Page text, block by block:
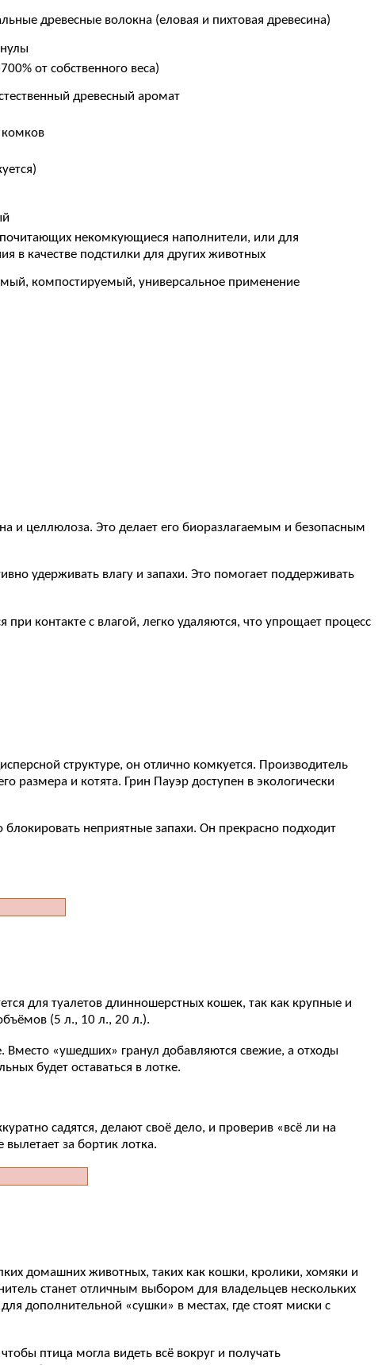
древесные волокна (еловая и пихтовая древесина)
от собственного веса)
древесный аромат
комков
некомкующиеся наполнители, или для
в качестве подстилки для других животных
компостируемый, универсальное применение
и целлюлоза. Это делает его биоразлагаемым и безопасным
удерживать влагу и запахи. Это помогает поддерживать
контакте с влагой, легко удаляются, что упрощает процесс
структуре, он отлично комкуется. Производитель
размера и котята. Грин Пауэр доступен в экологически
неприятные запахи. Он прекрасно подходит
для туалетов длинношерстных кошек, так как крупные и
(5 л., 10 л., 20 л.).
Вместо «ушедших» гранул добавляются свежие, а отходы
будет оставаться в лотке.
садятся, делают своё дело, и проверив «всё ли на
за бортик лотка.
домашних животных, таких как кошки, кролики, хомяки и
станет отличным выбором для владельцев нескольких
дополнительной «сушки» в местах, где стоят миски с
птица могла видеть всё вокруг и получать